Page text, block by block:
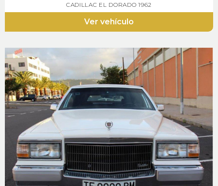
CADILLAC EL DORADO 1962
Ver vehículo